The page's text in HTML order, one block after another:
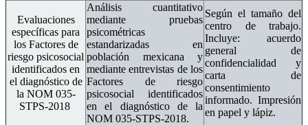
Evaluaciones
específicas para
los Factores de
riesgo psicosocial
identificados en
el diagnóstico de
la NOM 035-
STPS-2018.
Análisis cuantitativo
mediante pruebas
psicométricas
estandarizadas en
población mexicana y
mediante entrevistas de los
Factores de riesgo
psicosocial identificados
en el diagnóstico de la
NOM 035-STPS-2018.
Según el tamaño del
centro de trabajo.
Incluye: acuerdo
general de
confidencialidad y
carta de
consentimiento
informado. Impresión
en papel y lápiz.